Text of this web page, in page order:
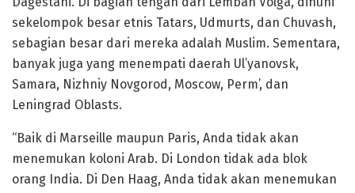
sekelompok besar etnis Tatars, Udmurts, dan Chuvash,
sebagian besar dari mereka adalah Muslim. Sementara,
banyak juga yang menempati daerah Ul’yanovsk,
Samara, Nizhniy Novgorod, Moscow, Perm’, dan
Leningrad Oblasts.
“Baik di Marseille maupun Paris, Anda tidak akan
menemukan koloni Arab. Di London tidak ada blok
orang India. Di Den Haag, Anda tidak akan menemukan